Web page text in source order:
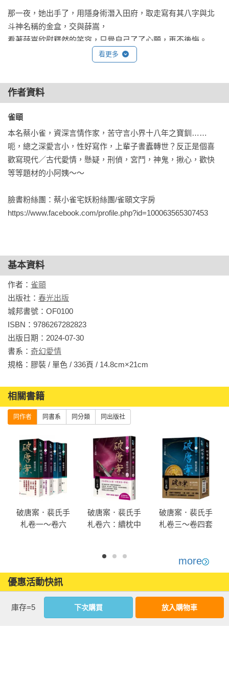
那一夜，她出手了，用隱身術潛入田府，取走寫有其八字與北
斗神名稱的金盒，交與薛嵩，
看著薛嵩欣慰釋然的笑容，只覺自己了了心願，再不後悔。
可誰知薛嵩愛女卻突然歸家，堅持要父親賜死紅線！
當裴行真和卓拾娘收到赤鳶求助，披星戴月趕到潞州，才知紅
而親自將她捉拿下獄的，正是薛嵩……
看更多
作者資料
雀頤
本名蔡小雀，資深言情作家，苦守言小界十八年之寶釧……
呃，總之深愛言小，性好寫作，上輩子書蠹轉世？反正是個喜
歡寫現代／古代愛情，懸疑，刑偵，宮鬥，神鬼，揪心，歡快
等等題材的小阿姨～～
臉書粉絲團：蔡小雀宅妖粉絲團/雀頤文字房
https://www.facebook.com/profile.php?id=100063565307453
基本資料
作者： 雀頤
出版社： 春光出版
城邦書號：OF0100
ISBN：9786267282823
出版日期：2024-07-30
書系： 奇幻愛情
規格：膠裝 / 單色 / 336頁 / 14.8cm×21cm
相關書籍
同作者 同書系 同分類 同出版社
破唐案．裴氏手
札卷一～卷六
破唐案．裴氏手
札卷六：續枕中
破唐案．裴氏手
札卷三～卷四套
扉頁，附贈兩張
裴氏手札透卡贈
more
優惠活動快訊
庫存=5 下次購買 放入購物車